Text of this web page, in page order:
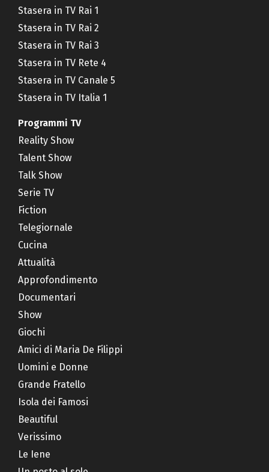
Stasera in TV Rai 1
Stasera in TV Rai 2
Stasera in TV Rai 3
Stasera in TV Rete 4
Stasera in TV Canale 5
Stasera in TV Italia 1
Programmi TV
Reality Show
Talent Show
Talk Show
Serie TV
Fiction
Telegiornale
Cucina
Attualità
Approfondimento
Documentari
Show
Giochi
Amici di Maria De Filippi
Uomini e Donne
Grande Fratello
Isola dei Famosi
Beautiful
Verissimo
Le Iene